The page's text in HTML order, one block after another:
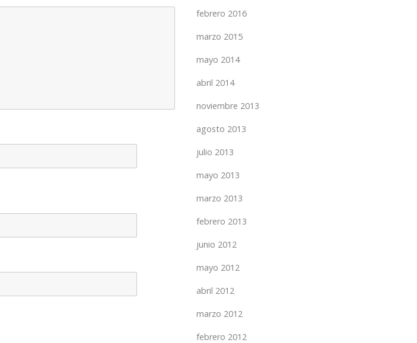
febrero 2016
marzo 2015
mayo 2014
abril 2014
noviembre 2013
agosto 2013
julio 2013
mayo 2013
marzo 2013
febrero 2013
junio 2012
mayo 2012
abril 2012
marzo 2012
febrero 2012